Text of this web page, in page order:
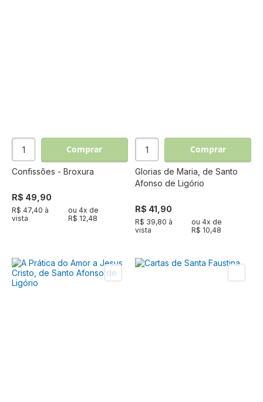
Comprar
Confissões - Broxura
R$ 49,90
R$ 47,40 à
vista
ou 4x de
R$ 12,48
Comprar
Glorias de Maria, de Santo
Afonso de Ligório
R$ 41,90
R$ 39,80 à
vista
ou 4x de
R$ 10,48